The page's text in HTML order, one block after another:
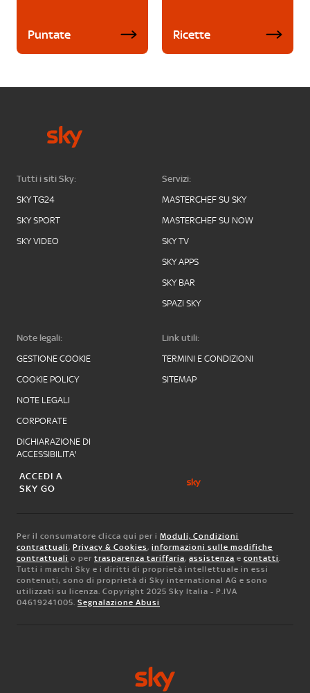
Puntate Ricette
Tutti i siti Sky:
SKY TG24
SKY SPORT
SKY VIDEO
Servizi:
MASTERCHEF SU SKY
MASTERCHEF SU NOW
SKY TV
SKY APPS
SKY BAR
SPAZI SKY
Note legali:
GESTIONE COOKIE
COOKIE POLICY
NOTE LEGALI
CORPORATE
DICHIARAZIONE DI
ACCESSIBILITA'
Link utili:
TERMINI E CONDIZIONI
SITEMAP
ACCEDI A
SKY GO
Per il consumatore clicca qui per i Moduli, Condizioni
contrattuali, Privacy & Cookies, informazioni sulle modifiche
contrattuali o per trasparenza tariffaria, assistenza e contatti.
Tutti i marchi Sky e i diritti di proprietà intellettuale in essi
contenuti, sono di proprietà di Sky international AG e sono
utilizzati su licenza. Copyright 2025 Sky Italia - P.IVA
04619241005. Segnalazione Abusi